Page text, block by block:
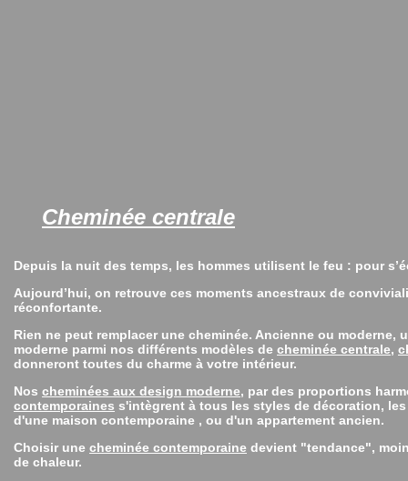
Cheminée centrale
Depuis la nuit des temps, les hommes utilisent le feu : pour
Aujourd’hui, on retrouve ces moments ancestraux de
réconfortante.
Rien ne peut remplacer une cheminée. Ancienne ou
moderne parmi nos différents modèles de cheminée centrale,
donneront toutes du charme à votre intérieur.
Nos cheminées aux design moderne, par des proportions
contemporaines s'intègrent à tous les styles de décoration,
d'une maison contemporaine , ou d'un appartement ancien.
Choisir une cheminée contemporaine devient "tendance",
de chaleur.